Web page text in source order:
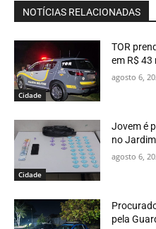
NOTÍCIAS RELACIONADAS
Cidade
TOR
em R$ 43
agosto 6,
Cidade
Jovem é
no
agosto 6,
pela